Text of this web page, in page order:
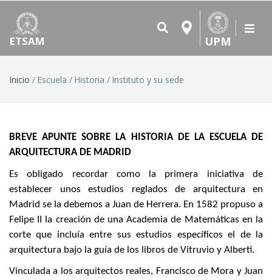
ETSAM UPM
Ruta
Inicio Escuela Historia Instituto y su sede
BREVE APUNTE SOBRE LA HISTORIA DE LA ESCUELA DE
ARQUITECTURA DE MADRID
Es obligado recordar como la primera iniciativa de
establecer unos estudios reglados de arquitectura en
Madrid se la debemos a Juan de Herrera. En 1582 propuso a
Felipe II la creación de una Academia de Matemáticas en la
corte que incluía entre sus estudios específicos el de la
arquitectura bajo la guía de los libros de Vitruvio y Alberti.
Vinculada a los arquitectos reales, Francisco de Mora y Juan